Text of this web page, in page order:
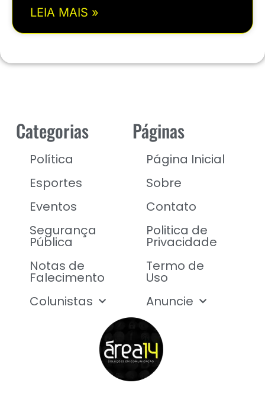
LEIA MAIS »
Categorias
Política
Esportes
Eventos
Segurança
Pública
Notas de
Falecimento
Colunistas
Páginas
Página Inicial
Sobre
Contato
Politica de
Privacidade
Termo de
Uso
Anuncie